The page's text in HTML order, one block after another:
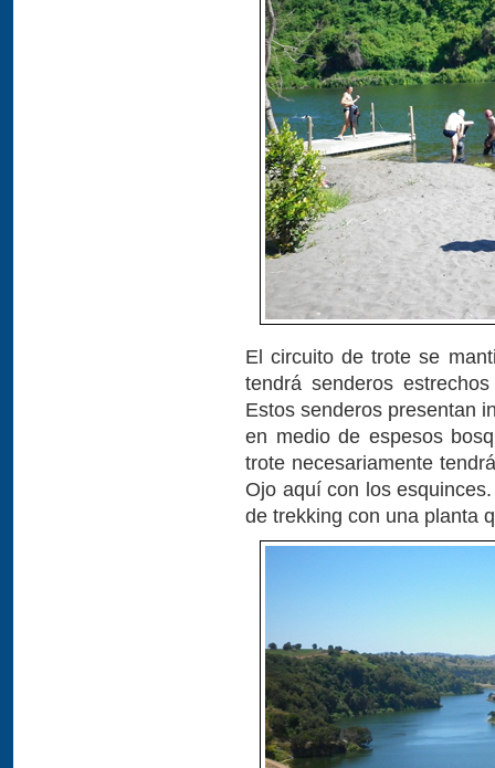
El circuito de trote se
tendrá senderos
Estos senderos presentan
en medio de espesos
trote necesariamente
Ojo aquí con los
de trekking con una planta